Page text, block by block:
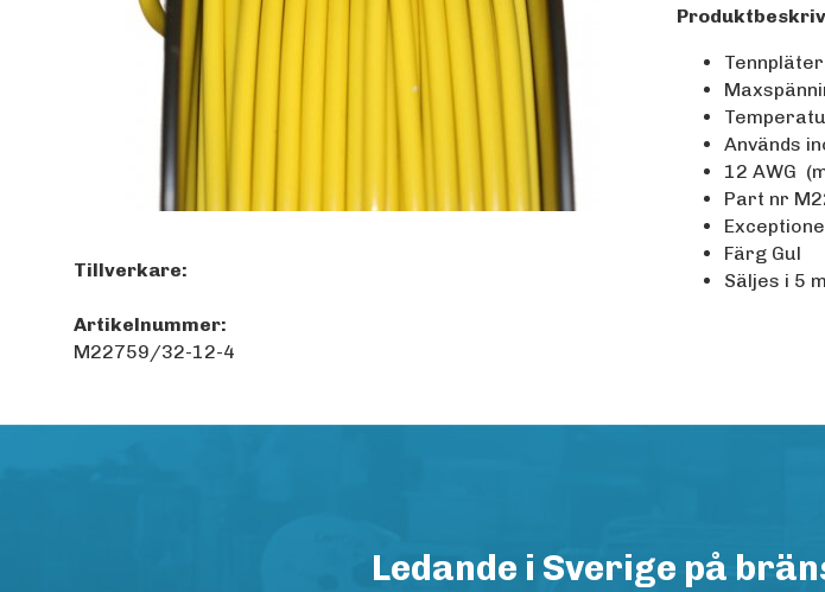
Används
12 AWG
Part nr
Färg Gul
Säljes i 5
Tillverkare:
Artikelnummer:
M22759/32-12-4
Ledande i Sverige på